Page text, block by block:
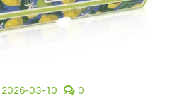
2026-03-10 0